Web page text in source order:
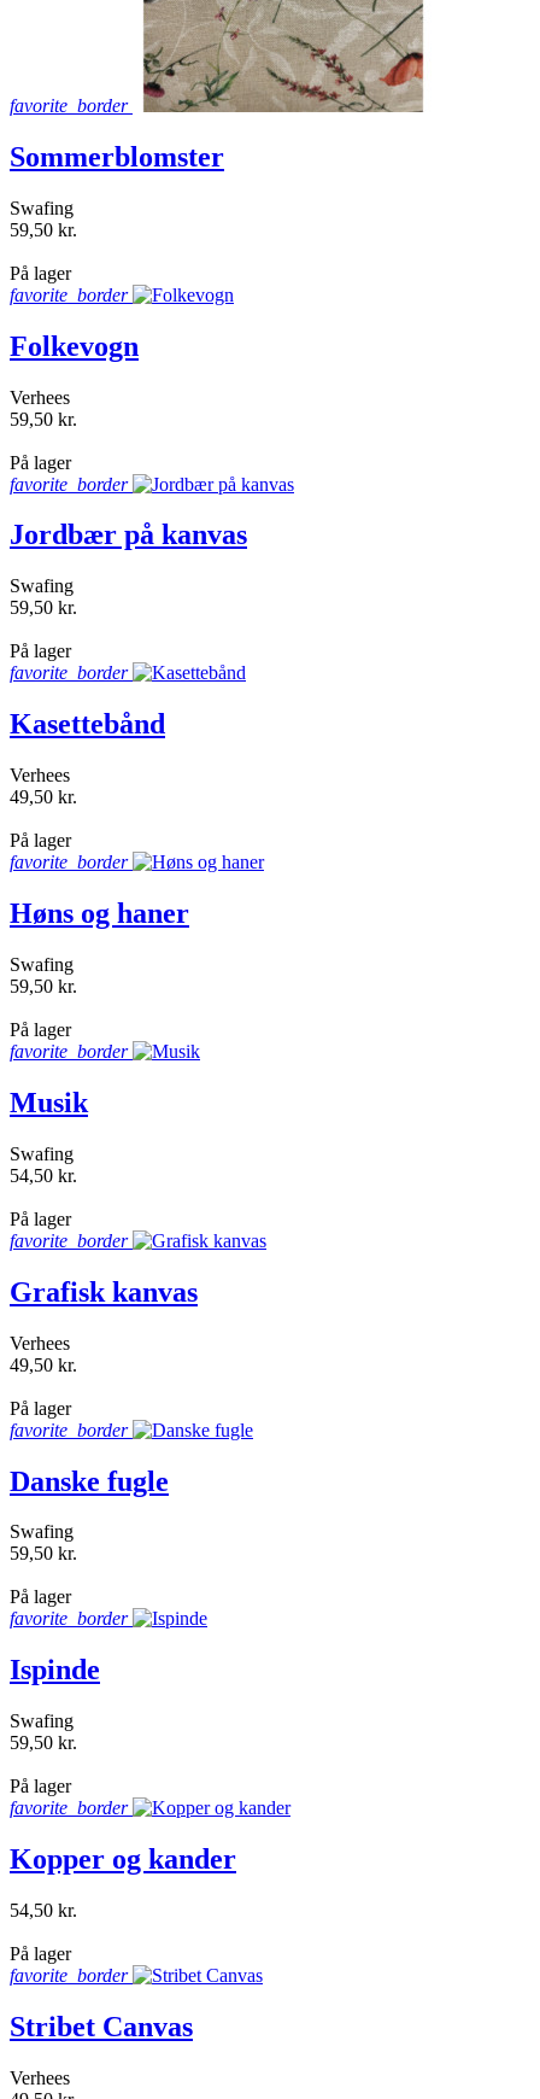
favorite_border
Sommerblomster
Swafing
59,50 kr.
På lager
favorite_border
Folkevogn
Verhees
59,50 kr.
På lager
favorite_border
Jordbær på kanvas
Swafing
59,50 kr.
På lager
favorite_border
Kasettebånd
Verhees
49,50 kr.
På lager
favorite_border
Høns og haner
Swafing
59,50 kr.
På lager
favorite_border
Musik
Swafing
54,50 kr.
På lager
favorite_border
Grafisk kanvas
Verhees
49,50 kr.
På lager
favorite_border
Danske fugle
Swafing
59,50 kr.
På lager
favorite_border
Ispinde
Swafing
59,50 kr.
På lager
favorite_border
Kopper og kander
54,50 kr.
På lager
favorite_border
Stribet Canvas
Verhees